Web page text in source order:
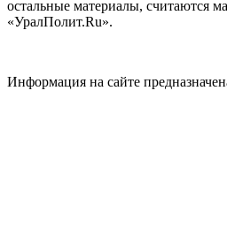
остальные материалы, считаются
«УралПолит.Ru».
Информация на сайте